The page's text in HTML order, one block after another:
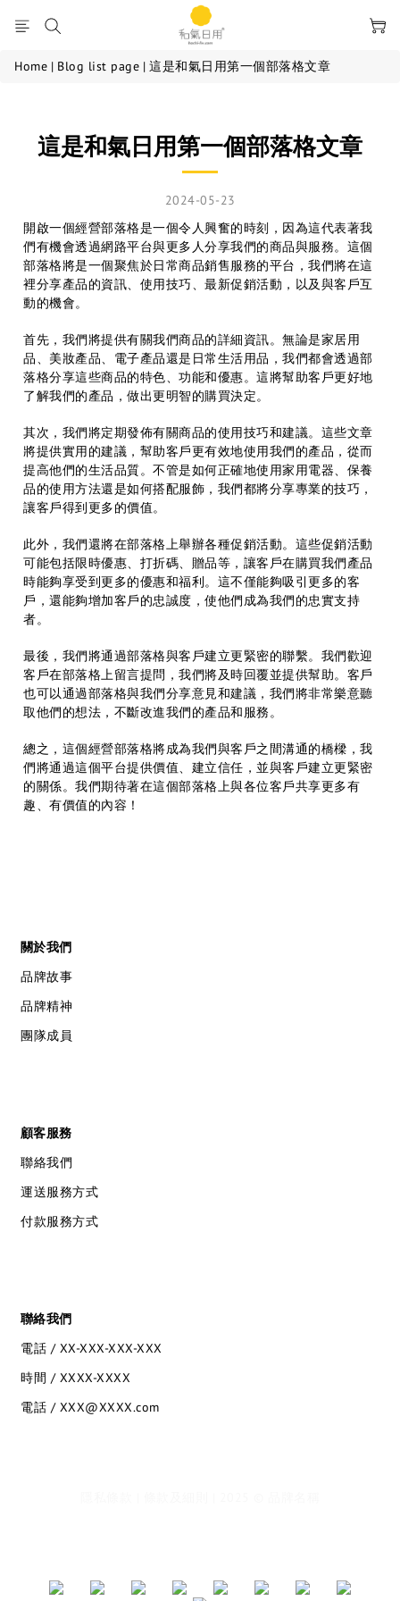
Home | Blog list page | 這是和氣日用第一個部落格文章
這是和氣日用第一個部落格文章
2024-05-23
開啟一個經營部落格是一個令人興奮的時刻，因為這代表著我
們有機會透過網路平台與更多人分享我們的商品與服務。這個
部落格將是一個聚焦於日常商品銷售服務的平台，我們將在這
裡分享產品的資訊、使用技巧、最新促銷活動，以及與客戶互
動的機會。
首先，我們將提供有關我們商品的詳細資訊。無論是家居用
品、美妝產品、電子產品還是日常生活用品，我們都會透過部
落格分享這些商品的特色、功能和優惠。這將幫助客戶更好地
了解我們的產品，做出更明智的購買決定。
其次，我們將定期發佈有關商品的使用技巧和建議。這些文章
將提供實用的建議，幫助客戶更有效地使用我們的產品，從而
提高他們的生活品質。不管是如何正確地使用家用電器、保養
品的使用方法還是如何搭配服飾，我們都將分享專業的技巧，
讓客戶得到更多的價值。
此外，我們還將在部落格上舉辦各種促銷活動。這些促銷活動
可能包括限時優惠、打折碼、贈品等，讓客戶在購買我們產品
時能夠享受到更多的優惠和福利。這不僅能夠吸引更多的客
戶，還能夠增加客戶的忠誠度，使他們成為我們的忠實支持
者。
最後，我們將通過部落格與客戶建立更緊密的聯繫。我們歡迎
客戶在部落格上留言提問，我們將及時回覆並提供幫助。客戶
也可以通過部落格與我們分享意見和建議，我們將非常樂意聽
取他們的想法，不斷改進我們的產品和服務。
總之，這個經營部落格將成為我們與客戶之間溝通的橋樑，我
們將通過這個平台提供價值、建立信任，並與客戶建立更緊密
的關係。我們期待著在這個部落格上與各位客戶共享更多有
趣、有價值的內容！
關於我們
品牌故事
品牌精神
團隊成員
顧客服務
聯絡我們
運送服務方式
付款服務方式
聯絡我們
電話 / XX-XXX-XXX-XXX
時間 / XXXX-XXXX
電話 / XXX@XXXX.com